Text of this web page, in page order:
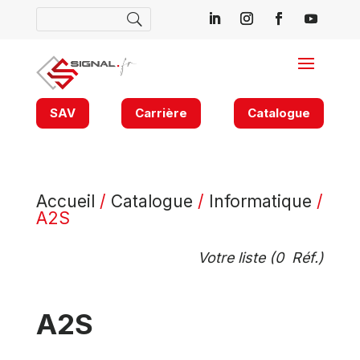
SAV Carrière Catalogue
Accueil / Catalogue / Informatique /
A2S
Votre liste (0 Réf.)
A2S